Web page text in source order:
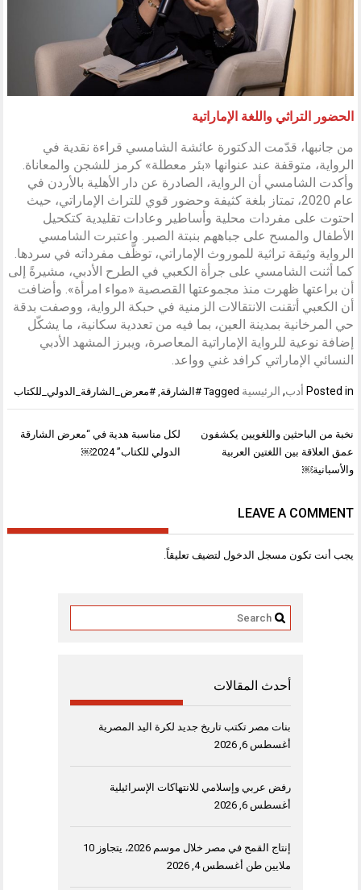
الحضور التراثي واللغة الإماراتية
من جانبها، قدّمت الدكتورة عائشة الشامسي قراءة نقدية في
الرواية، متوقفة عند عنوانها «بئر معطلة» كرمز للشجن والمعاناة.
وأكدت الشامسي أن الرواية، الصادرة عن دار الأهلية بالأردن في
عام 2020، تمتاز بلغة كثيفة وحضور قوي للتراث الإماراتي، حيث
احتوت على مفردات محلية وأساطير وعادات تقليدية كتكحيل
الأطفال والمسح على جباههم بنبتة الصبر. واعتبرت الشامسي
الرواية وثيقة تراثية للموروث الإماراتي، توظّف مفرداته في سردها.
كما أثنت الشامسي على جرأة الكعبي في الطرح الأدبي، مشيرةً إلى
أن براعتها ظهرت منذ مجموعتها القصصية «مواء امرأة». وأضافت
أن الكعبي أتقنت الانتقالات الزمنية في حبكة الرواية، ووصفت بدقة
حي المرخانية بمدينة العين، بما فيه من تعددية سكانية، ما يشكّل
إضافة نوعية للرواية الإماراتية المعاصرة، ويبرز المشهد الأدبي
النسائي الإماراتي كرافد غني وواعد.
Posted in أدب, الرئيسية Tagged #الشارقة,#معرض_الشارقة_الدولي_للكتاب
تصفّح
المقالات
لكل مناسبة هدية في “معرض الشارقة
الدولي للكتاب” 2024￼
نخبة من الباحثين واللغويين يكشفون
عمق العلاقة بين اللغتين العربية
والأسبانية￼
LEAVE A COMMENT
يجب أنت تكون مسجل الدخول لتضيف تعليقاً.
أحدث المقالات
بنات مصر تكتب تاريخ جديد لكرة اليد المصرية
أغسطس 6, 2026
رفض عربي وإسلامي للانتهاكات الإسرائيلية
أغسطس 6, 2026
إنتاج القمح في مصر خلال موسم 2026، يتجاوز 10
ملايين طن أغسطس 4, 2026